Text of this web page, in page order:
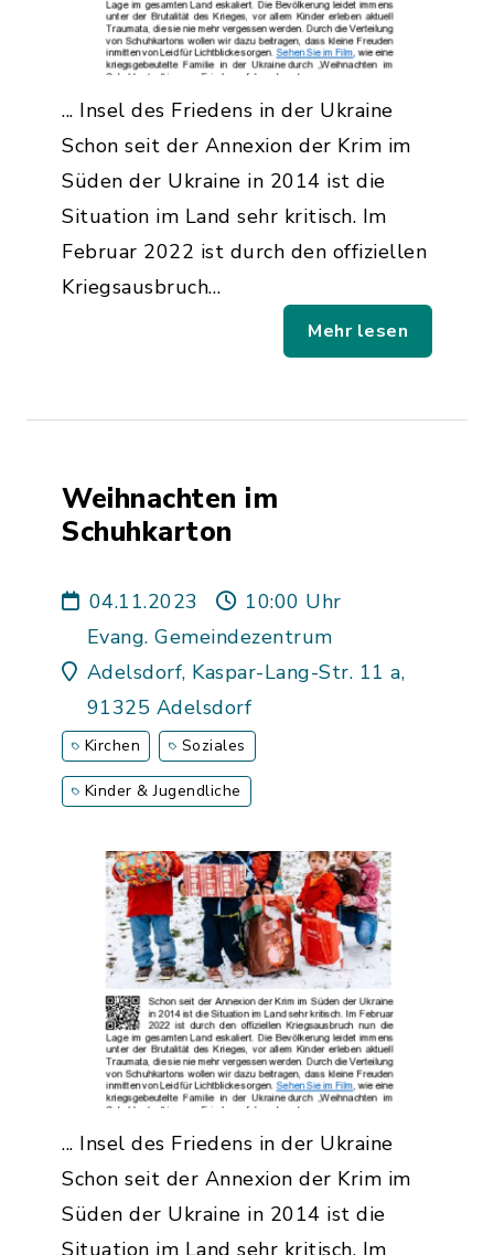
... Insel des Friedens in der Ukraine
Schon seit der Annexion der Krim im
Süden der Ukraine in 2014 ist die
Situation im Land sehr kritisch. Im
Februar 2022 ist durch den offiziellen
Kriegsausbruch…
Mehr lesen
Weihnachten im
Schuhkarton
04.11.2023
10:00 Uhr
Evang. Gemeindezentrum
Adelsdorf, Kaspar-Lang-Str. 11 a,
91325 Adelsdorf
Kirchen Soziales
Kinder & Jugendliche
... Insel des Friedens in der Ukraine
Schon seit der Annexion der Krim im
Süden der Ukraine in 2014 ist die
Situation im Land sehr kritisch. Im